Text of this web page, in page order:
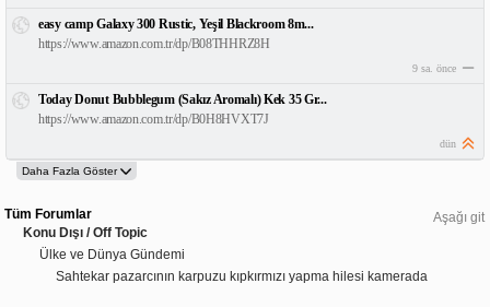
easy camp Galaxy 300 Rustic, Yeşil Blackroom 8m...
https://www.amazon.com.tr/dp/B08THHRZ8H
9 sa. önce
Today Donut Bubblegum (Sakız Aromalı) Kek 35 Gr...
https://www.amazon.com.tr/dp/B0H8HVXT7J
dün
Aşağı git
Tüm Forumlar
Konu Dışı / Off Topic
Ülke ve Dünya Gündemi
Sahtekar pazarcının karpuzu kıpkırmızı yapma hilesi kamerada